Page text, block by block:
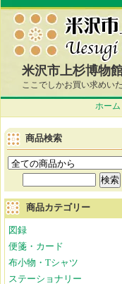
米沢市上杉博物
ここでしかお買い求めい
ホーム
商品検索
商品カテゴリー
図録
便箋・カード
布小物・Tシャツ
ステーショナリー